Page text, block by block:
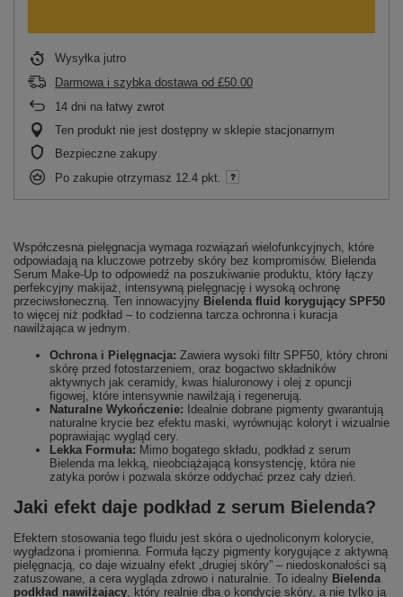
Wysyłka jutro
Darmowa i szybka dostawa od £50.00
14 dni na łatwy zwrot
Ten produkt nie jest dostępny w sklepie stacjonarnym
Bezpieczne zakupy
Po zakupie otrzymasz 12.4 pkt.
Współczesna pielęgnacja wymaga rozwiązań wielofunkcyjnych, które
odpowiadają na kluczowe potrzeby skóry bez kompromisów. Bielenda
Serum Make-Up to odpowiedź na poszukiwanie produktu, który łączy
perfekcyjny makijaż, intensywną pielęgnację i wysoką ochronę
przeciwsłoneczną. Ten innowacyjny Bielenda fluid korygujący SPF50
to więcej niż podkład – to codzienna tarcza ochronna i kuracja
nawilżająca w jednym.
Ochrona i Pielęgnacja: Zawiera wysoki filtr SPF50, który chroni
skórę przed fotostarzeniem, oraz bogactwo składników
aktywnych jak ceramidy, kwas hialuronowy i olej z opuncji
figowej, które intensywnie nawilżają i regenerują.
Naturalne Wykończenie: Idealnie dobrane pigmenty gwarantują
naturalne krycie bez efektu maski, wyrównując koloryt i wizualnie
poprawiając wygląd cery.
Lekka Formuła: Mimo bogatego składu, podkład z serum
Bielenda ma lekką, nieobciążającą konsystencję, która nie
zatyka porów i pozwala skórze oddychać przez cały dzień.
Jaki efekt daje podkład z serum Bielenda?
Efektem stosowania tego fluidu jest skóra o ujednoliconym kolorycie,
wygładzona i promienna. Formuła łączy pigmenty korygujące z aktywną
pielęgnacją, co daje wizualny efekt „drugiej skóry” – niedoskonałości są
zatuszowane, a cera wygląda zdrowo i naturalnie. To idealny Bielenda
podkład nawilżający, który realnie dba o kondycję skóry, a nie tylko ją